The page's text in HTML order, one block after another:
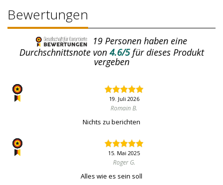
Bewertungen
19 Personen haben eine
Durchschnittsnote von4.6/5für dieses Produkt
vergeben
19. Juli 2026
Romain B.
Nichts zu berichten
15. Mai 2025
Roger G.
Alles wie es sein soll